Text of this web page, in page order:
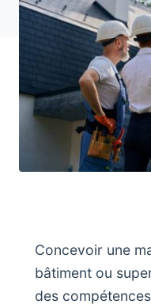
Concevoir une
bâtiment ou
des